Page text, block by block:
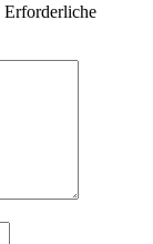
Erforderliche